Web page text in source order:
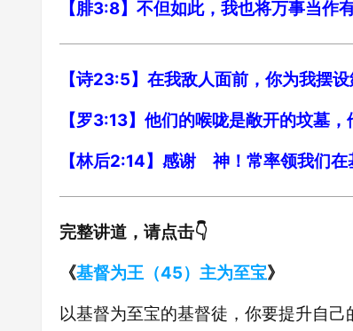
【腓3:8】不但如此，我也将万事当
【诗23:5】在我敌人面前，你为我摆
【罗3:13】他们的喉咙是敞开的坟墓
【林后2:14】感谢 神！常率领我们
完整讲道，请点击👇
《基督为王（45）主为至宝》
以基督为至宝的基督徒，你要提升自己